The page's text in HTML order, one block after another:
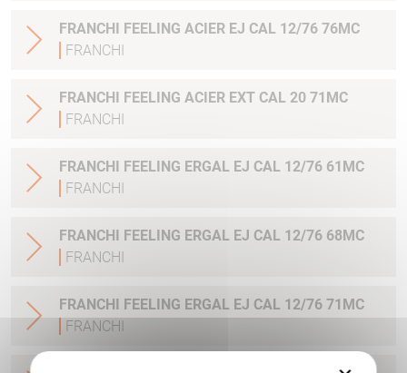
FRANCHI FEELING ACIER EJ CAL 12/76 76MC
FRANCHI
FRANCHI FEELING ACIER EXT CAL 20 71MC
FRANCHI
FRANCHI FEELING ERGAL EJ CAL 12/76 61MC
FRANCHI
FRANCHI FEELING ERGAL EJ CAL 12/76 68MC
FRANCHI
FRANCHI FEELING ERGAL EJ CAL 12/76 71MC
FRANCHI